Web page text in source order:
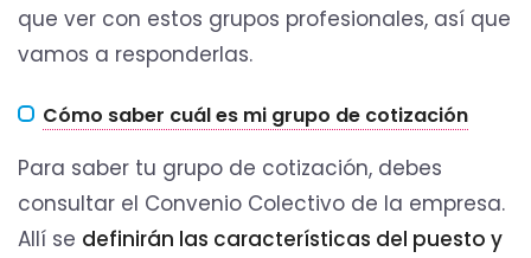
que ver con estos grupos profesionales, así que
vamos a responderlas.
Cómo saber cuál es mi grupo de cotización
Para saber tu grupo de cotización, debes
consultar el Convenio Colectivo de la empresa.
Allí se definirán las características del puesto y